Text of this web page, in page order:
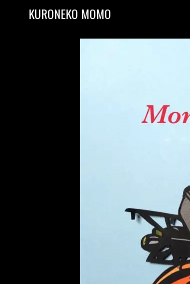
KURONEKO MOMO